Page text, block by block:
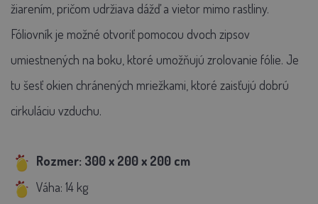
žiarením, pričom udržiava dážď a vietor mimo rastliny.
Fóliovník je možné otvoriť pomocou dvoch zipsov
umiestnených na boku, ktoré umožňujú zrolovanie fólie. Je
tu šesť okien chránených mriežkami, ktoré zaisťujú dobrú
cirkuláciu vzduchu.
Rozmer: 300 x 200 x 200 cm
Váha: 14 kg